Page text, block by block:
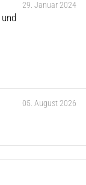
29. Januar 2024
05. August 2026